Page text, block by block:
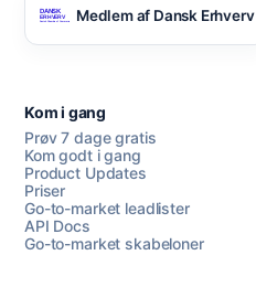
Medlem af Dansk Erhverv
Kom i gang
Prøv 7 dage gratis
Kom godt i gang
Product Updates
Priser
Go-to-market leadlister
API Docs
Go-to-market skabeloner